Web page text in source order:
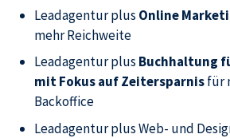
Leadagentur plus Online
mehr Reichweite
Leadagentur plus Buchhaltung
mit Fokus auf Zeitersparnisfür
Backoffice
Leadagentur plus Web- und